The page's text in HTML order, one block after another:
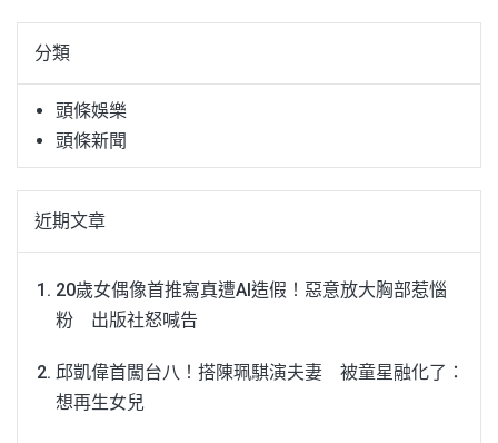
字:分類
頭條娛樂
頭條新聞
近期文章
20歲女偶像首推寫真遭AI造假！惡意放大胸部惹惱
粉 出版社怒喊告
邱凱偉首闖台八！搭陳珮騏演夫妻 被童星融化了：
想再生女兒